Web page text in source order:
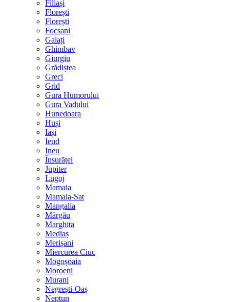
Filiași
Florești
Florești
Focșani
Galați
Ghimbav
Giurgiu
Grădiștea
Greci
Grid
Gura Humorului
Gura Vadului
Hunedoara
Huși
Iași
Ieud
Ineu
Însurăței
Jupiter
Lugoj
Mamaia
Mamaia-Sat
Mangalia
Mărgău
Marghita
Mediaș
Merișani
Miercurea Ciuc
Mogoșoaia
Moroeni
Murani
Negrești-Oaș
Neptun